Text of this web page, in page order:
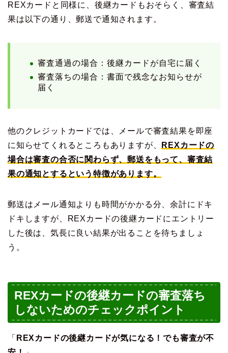
REXカードと同様に、後継カードもおそらく、審査結
果は以下の通り、郵送で通知されます。
審査通過の場合：後継カードが自宅に届く
審査落ちの場合：書面で残念なお知らせが
届く
他のクレジットカードでは、メールで審査結果を即座
に知らせてくれるところもありますが、
REXカードの
場合は審査の合否に関わらず、郵送をもって、審査結
果の通知とするという特徴があります。
郵送はメール通知よりも時間がかかる分、余計にドキ
ドキしますが、REXカードの後継カードにエントリー
した後は、気長に良い結果が出ることを待ちましょ
う。
REXカードの後継カードの審査落ち
しないためのチェックポイント
「 REXカードの後継カードが気になる！でも審査が不